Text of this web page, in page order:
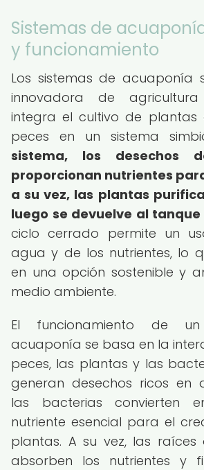
Sistemas de
y funcionamiento
Los sistemas de acuaponía
innovadora de
integra el cultivo de
peces en un sistema
sistema, los desechos
proporcionan nutrientes
a su vez, las plantas
luego se devuelve al tanque
ciclo cerrado permite un
agua y de los nutrientes, lo
en una opción sostenible y
medio ambiente.
El funcionamiento de
acuaponía se basa en la
peces, las plantas y las
generan desechos ricos en
las bacterias convierten
nutriente esencial para el
plantas. A su vez, las
absorben los nutrientes y